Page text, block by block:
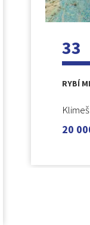
33
RYBÍ
20